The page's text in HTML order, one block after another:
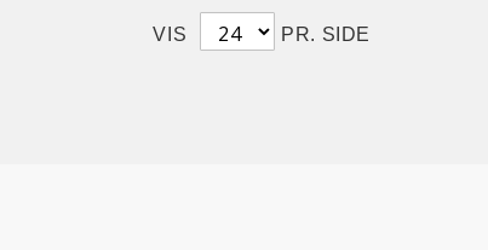
VIS PR. SIDE